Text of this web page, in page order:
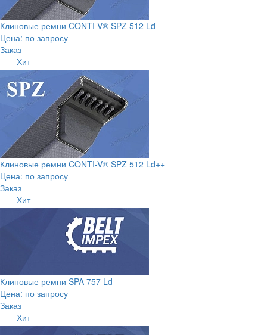
Клиновые ремни CONTI-V® SPZ 512 Ld
Цена: по запросу
Заказ
Хит
Клиновые ремни CONTI-V® SPZ 512 Ld++
Цена: по запросу
Заказ
Хит
Клиновые ремни SPA 757 Ld
Цена: по запросу
Заказ
Хит